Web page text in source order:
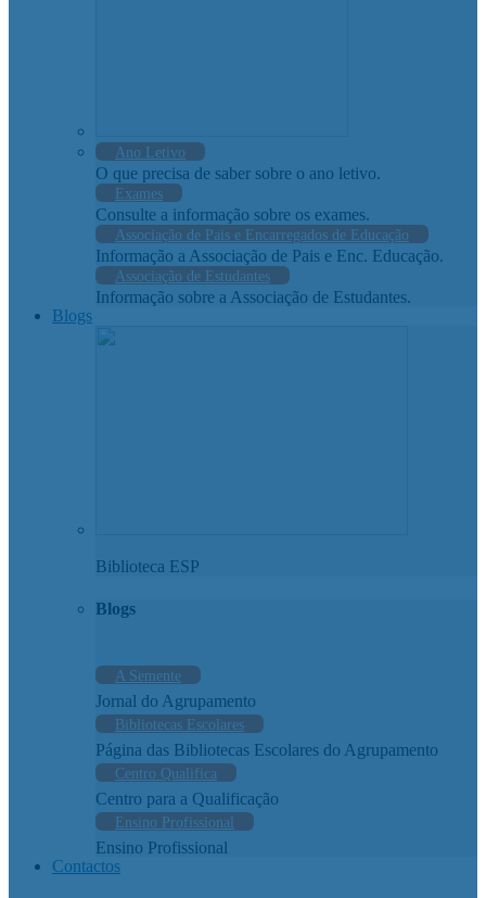
Ano Letivo
O que precisa de saber sobre o ano letivo.
Exames
Consulte a informação sobre os exames.
Associação de Pais e Encarregados de Educação
Informação a Associação de Pais e Enc. Educação.
Associação de Estudantes
Informação sobre a Associação de Estudantes.
Blogs
Biblioteca ESP
Blogs
A Semente
Jornal do Agrupamento
Bibliotecas Escolares
Página das Bibliotecas Escolares do Agrupamento
Centro Qualifica
Centro para a Qualificação
Ensino Profissional
Ensino Profissional
Contactos